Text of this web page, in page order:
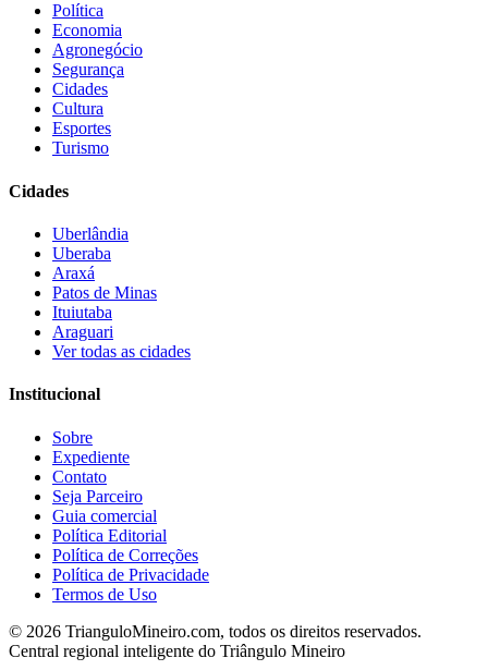
Política
Economia
Agronegócio
Segurança
Cidades
Cultura
Esportes
Turismo
Cidades
Uberlândia
Uberaba
Araxá
Patos de Minas
Ituiutaba
Araguari
Ver todas as cidades
Institucional
Sobre
Expediente
Contato
Seja Parceiro
Guia comercial
Política Editorial
Política de Correções
Política de Privacidade
Termos de Uso
© 2026 TrianguloMineiro.com, todos os direitos reservados.
Central regional inteligente do Triângulo Mineiro